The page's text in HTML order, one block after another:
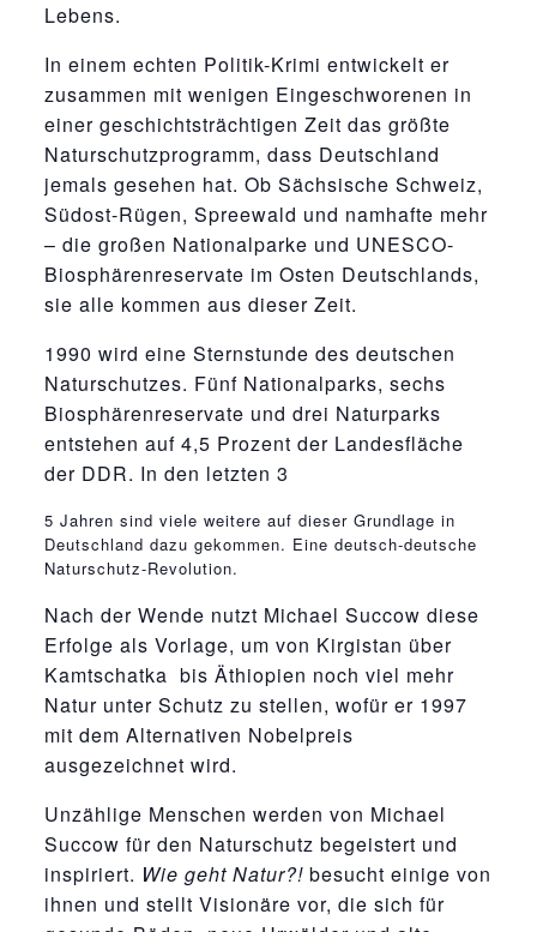
Lebens.
In einem echten Politik-Krimi entwickelt er
zusammen mit wenigen Eingeschworenen in
einer geschichtsträchtigen Zeit das größte
Naturschutzprogramm, dass Deutschland
jemals gesehen hat. Ob Sächsische Schweiz,
Südost-Rügen, Spreewald und namhafte mehr
– die großen Nationalparke und UNESCO-
Biosphärenreservate im Osten Deutschlands,
sie alle kommen aus dieser Zeit.
1990 wird eine Sternstunde des deutschen
Naturschutzes. Fünf Nationalparks, sechs
Biosphärenreservate und drei Naturparks
entstehen auf 4,5 Prozent der Landesfläche
der DDR. In den letzten 3
relaisvih12
5 Jahren sind viele weitere auf dieser Grundlage in
Deutschland dazu gekommen. Eine deutsch-deutsche
Naturschutz-Revolution.
Nach der Wende nutzt Michael Succow diese
Erfolge als Vorlage, um von Kirgistan über
Kamtschatka bis Äthiopien noch viel mehr
Natur unter Schutz zu stellen, wofür er 1997
mit dem Alternativen Nobelpreis
ausgezeichnet wird.
Unzählige Menschen werden von Michael
Succow für den Naturschutz begeistert und
inspiriert. Wie geht Natur?! besucht einige von
ihnen und stellt Visionäre vor, die sich für